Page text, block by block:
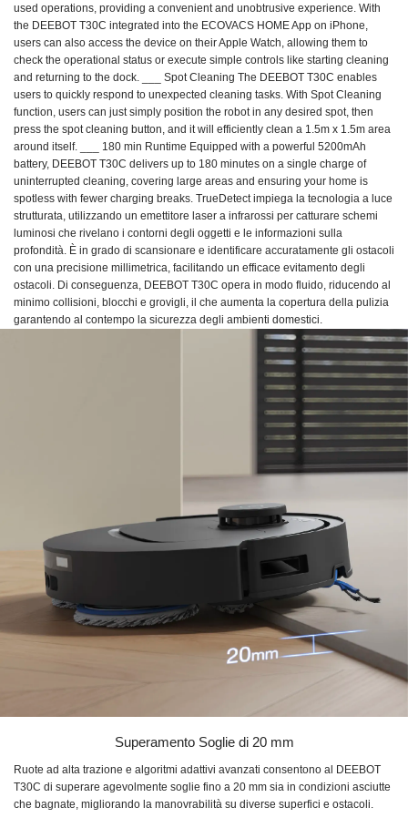
used operations, providing a convenient and unobtrusive experience. With
the DEEBOT T30C integrated into the ECOVACS HOME App on iPhone,
users can also access the device on their Apple Watch, allowing them to
check the operational status or execute simple controls like starting cleaning
and returning to the dock. ___ Spot Cleaning The DEEBOT T30C enables
users to quickly respond to unexpected cleaning tasks. With Spot Cleaning
function, users can just simply position the robot in any desired spot, then
press the spot cleaning button, and it will efficiently clean a 1.5m x 1.5m area
around itself. ___ 180 min Runtime Equipped with a powerful 5200mAh
battery, DEEBOT T30C delivers up to 180 minutes on a single charge of
uninterrupted cleaning, covering large areas and ensuring your home is
spotless with fewer charging breaks. TrueDetect impiega la tecnologia a luce
strutturata, utilizzando un emettitore laser a infrarossi per catturare schemi
luminosi che rivelano i contorni degli oggetti e le informazioni sulla
profondità. È in grado di scansionare e identificare accuratamente gli ostacoli
con una precisione millimetrica, facilitando un efficace evitamento degli
ostacoli. Di conseguenza, DEEBOT T30C opera in modo fluido, riducendo al
minimo collisioni, blocchi e grovigli, il che aumenta la copertura della pulizia
garantendo al contempo la sicurezza degli ambienti domestici.
Superamento Soglie di 20 mm
Ruote ad alta trazione e algoritmi adattivi avanzati consentono al DEEBOT
T30C di superare agevolmente soglie fino a 20 mm sia in condizioni asciutte
che bagnate, migliorando la manovrabilità su diverse superfici e ostacoli.